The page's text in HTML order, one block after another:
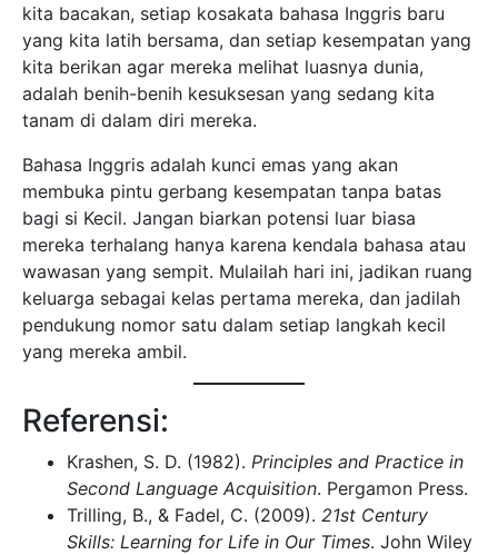
kita bacakan, setiap kosakata bahasa Inggris baru
yang kita latih bersama, dan setiap kesempatan yang
kita berikan agar mereka melihat luasnya dunia,
adalah benih-benih kesuksesan yang sedang kita
tanam di dalam diri mereka.
Bahasa Inggris adalah kunci emas yang akan
membuka pintu gerbang kesempatan tanpa batas
bagi si Kecil. Jangan biarkan potensi luar biasa
mereka terhalang hanya karena kendala bahasa atau
wawasan yang sempit. Mulailah hari ini, jadikan ruang
keluarga sebagai kelas pertama mereka, dan jadilah
pendukung nomor satu dalam setiap langkah kecil
yang mereka ambil.
Referensi:
Krashen, S. D. (1982). Principles and Practice in
Second Language Acquisition. Pergamon Press.
Trilling, B., & Fadel, C. (2009). 21st Century
Skills: Learning for Life in Our Times. John Wiley